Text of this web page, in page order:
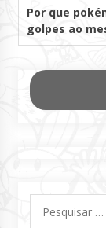
Por que
golpes ao
por: